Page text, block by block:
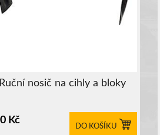
Ruční nosič na cihly a bloky
Kč
DO KOŠÍKU